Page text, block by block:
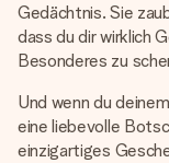
Gedächtnis. Sie
dass du dir wirklich
Besonderes zu
Und wenn du deinem
eine liebevolle
einzigartiges